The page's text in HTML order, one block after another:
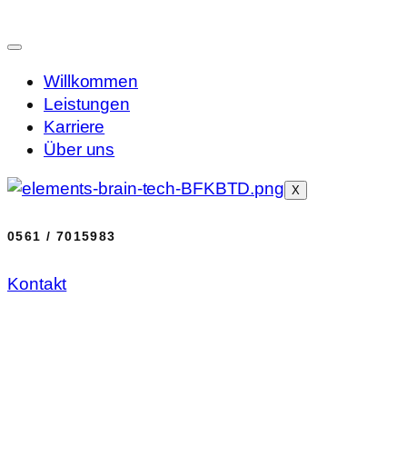
Willkommen
Leistungen
Karriere
Über uns
X
0561 / 7015983
Kontakt